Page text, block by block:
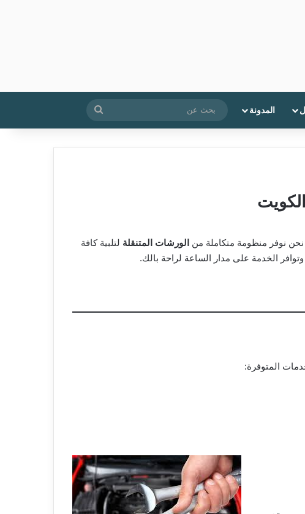
المدونة بحث
عن
نوفر منظومة متكاملة من الورشات المتنقلة لتلبية كافة
الخدمة على مدار الساعة لراحة بالك.
المتوفرة: